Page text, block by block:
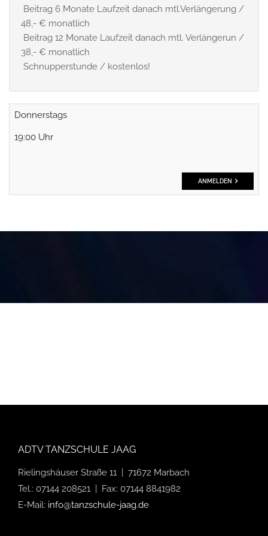
Beitrag 6 Monate Laufzeit danach mtl.Verlängerung /
48,- € monatlich
Beitrag 12 Monate Laufzeit danach mtl. Verlängerun /
38,- € monatlich
Schnupperstunde / kostenlos!
Donnerstags
19:00 Uhr
ANMELDEN
ADTV TANZSCHULE JAAG
Rielingshäuser Straße 11 | 71672 Marbach
Tel.: 07144 208521 | Fax: 07144 8841982
E-Mail: info@tanzschule-jaag.de